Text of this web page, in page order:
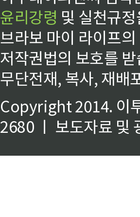
윤리강령 및 실천규
브라보 마이 라이프
저작권법의 보호를
무단전재, 복사, 재배
Copyright 2014. 이
2680 ㅣ 보도자료